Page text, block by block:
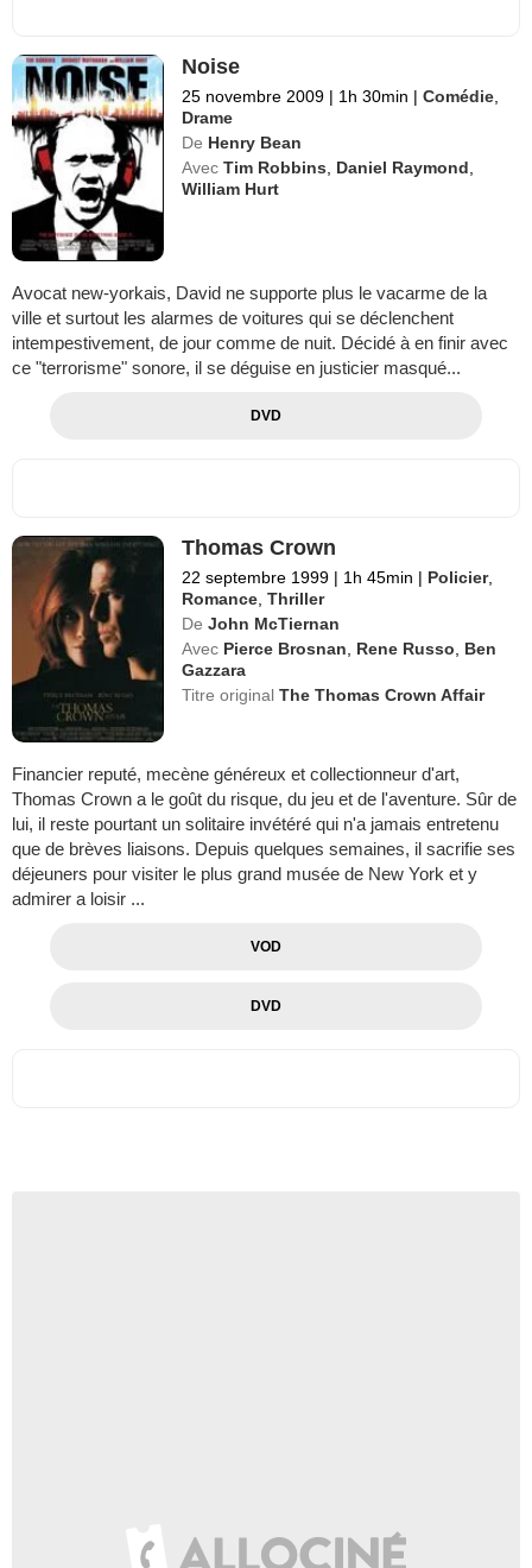
Noise
25 novembre 2009 | 1h 30min | Comédie
Drame
De Henry Bean
Avec Tim Robbins Daniel Raymond
William Hurt
Avocat new-yorkais, David ne supporte plus le vacarme de la
ville et surtout les alarmes de voitures qui se déclenchent
intempestivement, de jour comme de nuit. Décidé à en finir avec
ce "terrorisme" sonore, il se déguise en justicier masqué...
DVD
Thomas Crown
22 septembre 1999 | 1h 45min | Policier,
Romance ,Thriller
De John McTiernan
Avec Pierce Brosnan Rene Russo
Ben
Gazzara
Titre originalThe Thomas Crown Affair
Financier reputé, mecène généreux et collectionneur d'art,
Thomas Crown a le goût du risque, du jeu et de l'aventure. Sûr de
lui, il reste pourtant un solitaire invétéré qui n'a jamais entretenu
que de brèves liaisons. Depuis quelques semaines, il sacrifie ses
déjeuners pour visiter le plus grand musée de New York et y
admirer a loisir ...
VOD
DVD